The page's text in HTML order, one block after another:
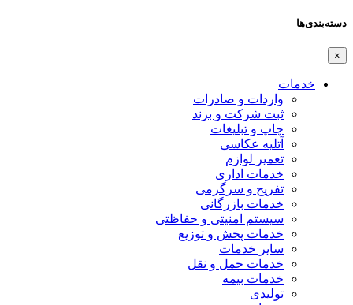
دسته‌بندی‌ها
×
خدمات
واردات و صادرات
ثبت شرکت و برند
چاپ و تبلیغات
آتلیه عکاسی
تعمیر لوازم
خدمات اداری
تفریح و سرگرمی
خدمات بازرگانی
سیستم امنیتی و حفاظتی
خدمات پخش و توزیع
سایر خدمات
خدمات حمل و نقل
خدمات بیمه
تولیدی